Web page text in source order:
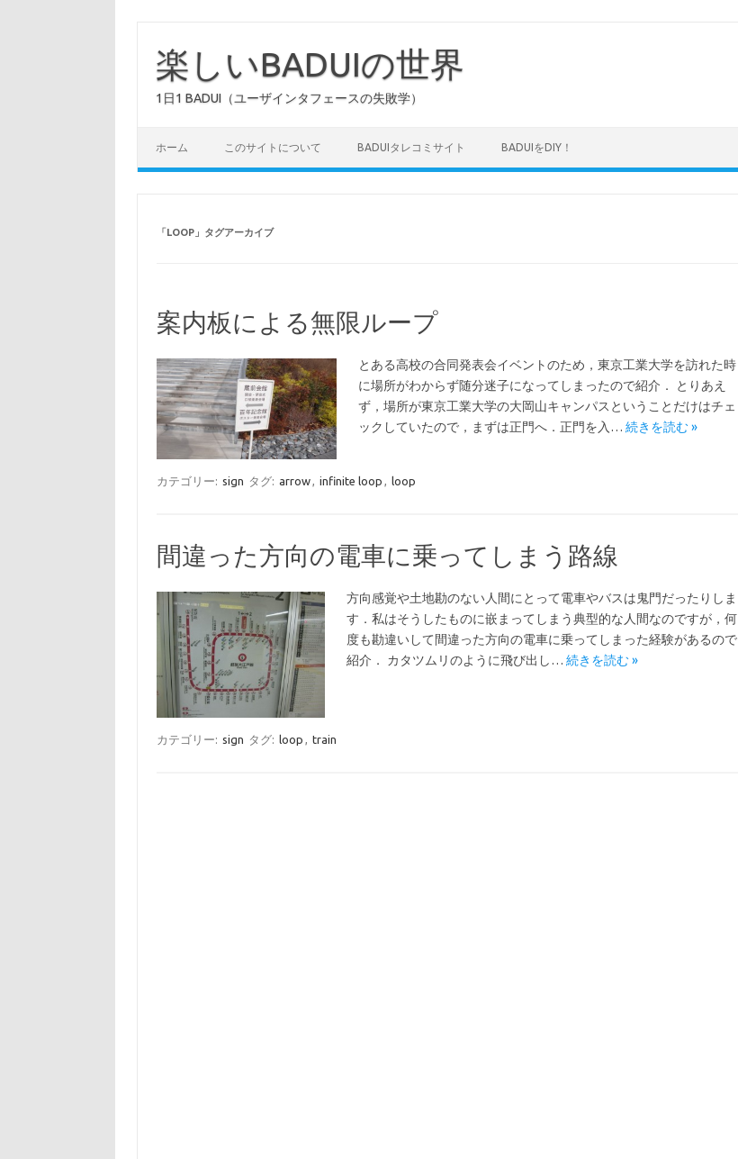
楽しいBADUIの世界
1日1 BADUI（ユーザインタフェースの失敗学）
ホーム このサイトについて BADUIタレコミサイト BADUIをDIY！
「LOOP」タグアーカイブ
案内板による無限ループ
とある高校の合同発表会イベントのため，東京工業大学を訪れた時
に場所がわからず随分迷子になってしまったので紹介． とりあえ
ず，場所が東京工業大学の大岡山キャンパスということだけはチェ
ックしていたので，まずは正門へ．正門を入… 続きを読む »
カテゴリー: sign タグ: arrow, infinite loop , loop
間違った方向の電車に乗ってしまう路線
方向感覚や土地勘のない人間にとって電車やバスは鬼門だったりしま
す．私はそうしたものに嵌まってしまう典型的な人間なのですが，何
度も勘違いして間違った方向の電車に乗ってしまった経験があるので
紹介． カタツムリのように飛び出し… 続きを読む »
カテゴリー: sign タグ: loop , train